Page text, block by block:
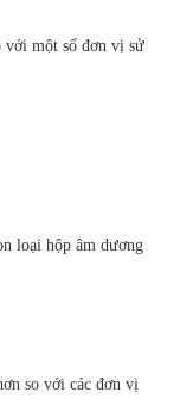
với một số đơn vị sử
loại hộp âm dương
so với các đơn vị